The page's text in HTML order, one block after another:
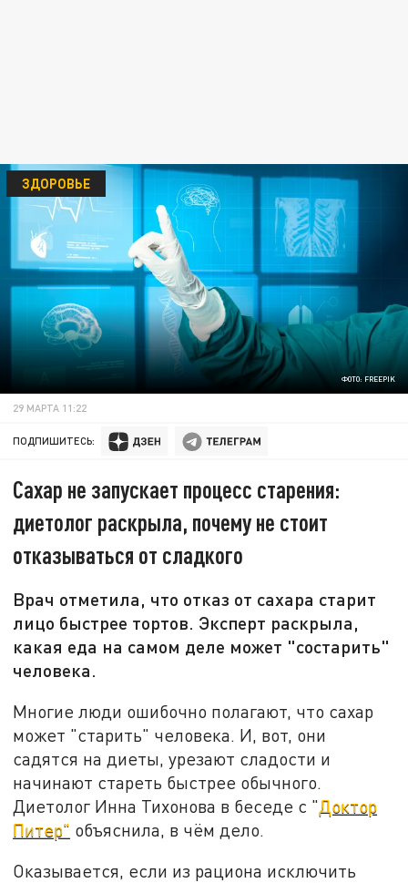
ФОТО: FREEPIK
ЗДОРОВЬЕ
29 МАРТА 11:22
ПОДПИШИТЕСЬ:
Сахар не запускает процесс старения:
диетолог раскрыла, почему не стоит
отказываться от сладкого
Врач отметила, что отказ от сахара старит
лицо быстрее тортов. Эксперт раскрыла,
какая еда на самом деле может "состарить"
человека.
Многие люди ошибочно полагают, что сахар
может "старить" человека. И, вот, они
садятся на диеты, урезают сладости и
начинают стареть быстрее обычного.
Диетолог Инна Тихонова в беседе с "Доктор
Питер" объяснила, в чём дело.
Оказывается, если из рациона исключить